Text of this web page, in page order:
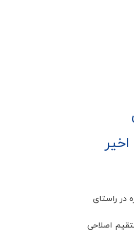
در راستای
اصلاحی